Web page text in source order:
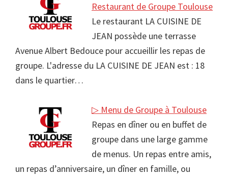
Restaurant de Groupe Toulouse
Le restaurant LA CUISINE DE
JEAN possède une terrasse
Avenue Albert Bedouce pour accueillir les repas de
groupe. L'adresse du LA CUISINE DE JEAN est : 18
dans le quartier…
▷ Menu de Groupe à Toulouse
Repas en dîner ou en buffet de
groupe dans une large gamme
de menus. Un repas entre amis,
un repas d’anniversaire, un dîner en famille, ou